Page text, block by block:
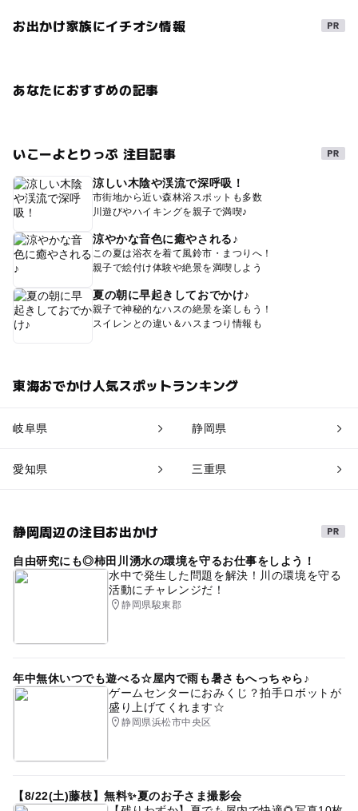
お出かけ家族にイチオシ情報
あなたにおすすめの記事
いこーよとりっぷ 注目記事
涼しい木陰や渓流で深呼吸！
市街地から近い森林浴スポットも多数
川遊びやハイキングを親子で満喫♪
涼やかな音色に癒やされる♪
この夏は浴衣を着て風鈴市・まつりへ！
親子で絵付け体験や絶景を満喫しよう
夏の朝に早起きしておでかけ♪
親子で神秘的なハスの絶景を楽しもう！
スイレンとの違い＆ハスまつり情報も
東海おでかけ人気スポットランキング
岐阜県 静岡県
愛知県 三重県
静岡周辺の注目お出かけ
自由研究にも◎柿田川湧水の環境を守るお仕事をしよう！
水中で発生した問題を解決！川の環境を守る
活動にチャレンジだ！
静岡県駿東郡
年中無休いつでも遊べる☆屋内で雨も暑さもへっちゃら♪
ゲームセンターにおみくじ？拍手ロボットが
盛り上げてくれます☆
静岡県浜松市中央区
【8/22(土)藤枝】無料✨夏のお子さま撮影会